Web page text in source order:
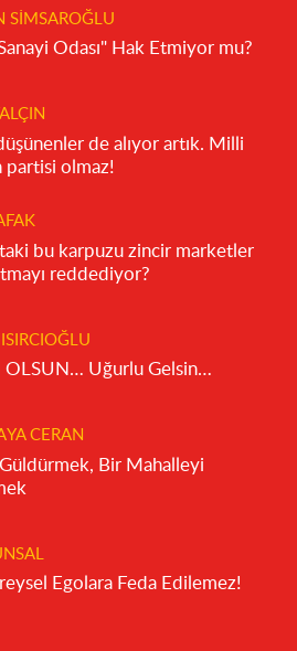
SIMSAROĞLU
Odası" Hak Etmiyor mu?
de alıyor artık. Milli
partisi olmaz!
bu karpuzu zincir marketler
reddediyor?
HAYIRLI OLSUN… Uğurlu Gelsin…
CERAN
Bir Mahalleyi
Egolara Feda Edilemez!